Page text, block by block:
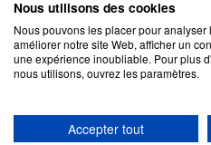
PROMOTIONS
CGV
CONFIDENTIALITÉ
MENTIONS LÉGALES
Nous utilisons des cookies
Nous pouvons les placer pour
améliorer notre site Web, afficher un
une expérience inoubliable. Pour plus
nous utilisons, ouvrez les paramètres.
Accepter tout